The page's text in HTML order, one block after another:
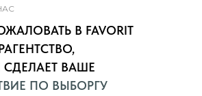
В FAVORIT
ВАШЕ
ПО ВЫБОРГУ